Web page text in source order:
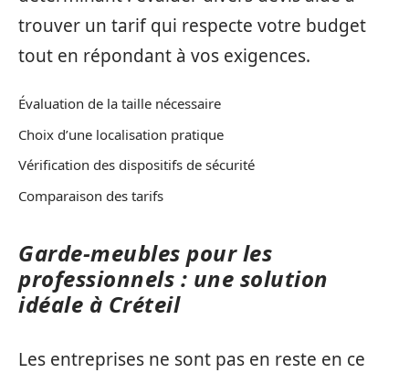
trouver un tarif qui respecte votre budget
tout en répondant à vos exigences.
Évaluation de la taille nécessaire
Choix d’une localisation pratique
Vérification des dispositifs de sécurité
Comparaison des tarifs
Garde-meubles pour les
professionnels : une solution
idéale à Créteil
Les entreprises ne sont pas en reste en ce